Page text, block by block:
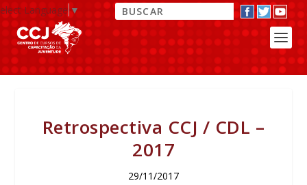
Language▼
Retrospectiva CCJ / CDL –
2017
29/11/2017